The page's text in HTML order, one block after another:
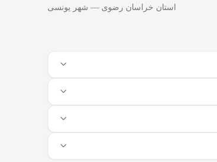
استان خراسان رضوی — شهر یونسی